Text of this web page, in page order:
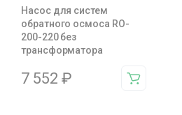
Насос для систем
обратного осмоса RO-
200-220 без
трансформатора
7 552 ₽